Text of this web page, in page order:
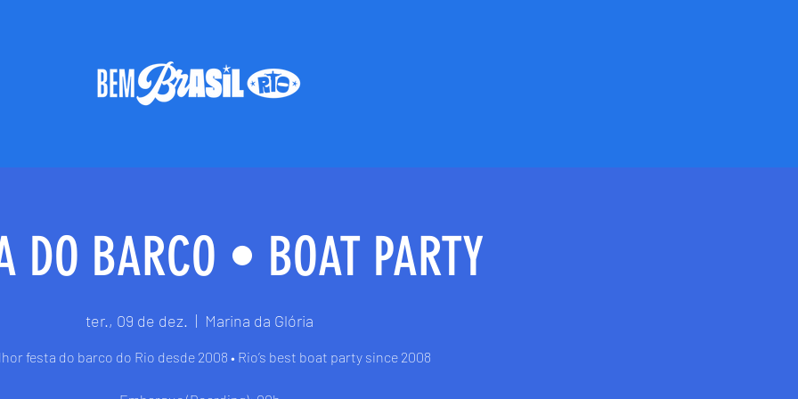
DO BARCO • BOAT PARTY
ter., 09 de dez.
  |
Marina da Glória
festa do barco do Rio desde 2008 • Rio’s best boat party since 2008